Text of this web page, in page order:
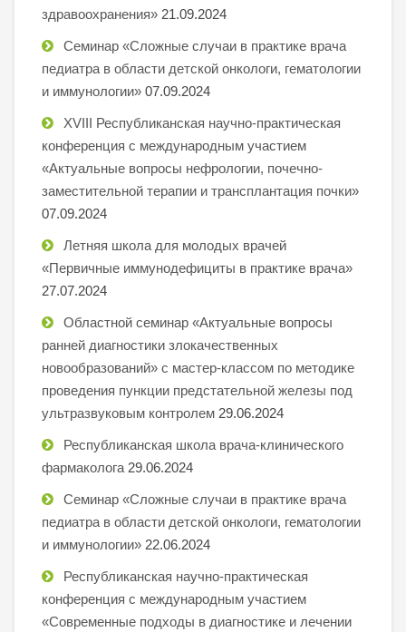
здравоохранения» 21.09.2024
Семинар «Сложные случаи в практике врача
педиатра в области детской онкологи, гематологии
и иммунологии» 07.09.2024
XVIII Республиканская научно-практическая
конференция с международным участием
«Актуальные вопросы нефрологии, почечно-
заместительной терапии и трансплантация почки»
07.09.2024
Летняя школа для молодых врачей
«Первичные иммунодефициты в практике врача»
27.07.2024
Областной семинар «Актуальные вопросы
ранней диагностики злокачественных
новообразований» с мастер-классом по методике
проведения пункции предстательной железы под
ультразвуковым контролем 29.06.2024
Республиканская школа врача-клинического
фармаколога 29.06.2024
Семинар «Сложные случаи в практике врача
педиатра в области детской онкологи, гематологии
и иммунологии» 22.06.2024
Республиканская научно-практическая
конференция с международным участием
«Современные подходы в диагностике и лечении